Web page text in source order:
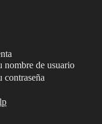
nombre de usuario
contraseña